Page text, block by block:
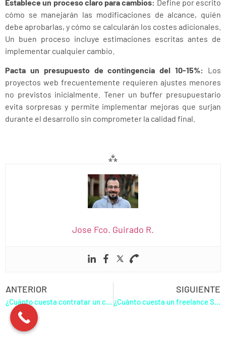
Establece un proceso claro para cambios: Define por escrito
cómo se manejarán las modificaciones de alcance, quién
debe aprobarlas, y cómo se calcularán los costes adicionales.
Un buen proceso incluye estimaciones escritas antes de
implementar cualquier cambio.
Pacta un presupuesto de contingencia del 10-15%:
Los
proyectos web frecuentemente requieren ajustes menores
no previstos inicialmente. Tener un buffer presupuestario
evita sorpresas y permite implementar mejoras que surjan
durante el desarrollo sin comprometer la calidad final.
⁂
Jose Fco. Guirado R.
ANTERIOR SIGUIENTE